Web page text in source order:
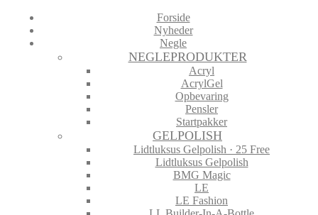
Forside
Nyheder
Negle
NEGLEPRODUKTER
Acryl
AcrylGel
Opbevaring
Pensler
Startpakker
GELPOLISH
Lidtluksus Gelpolish · 25 Free
Lidtluksus Gelpolish
BMG Magic
LE
LE Fashion